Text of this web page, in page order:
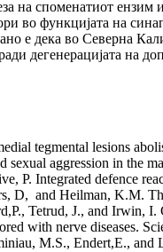
на споменатиот
во функцијата на
е дека во Северна
дегенерацијата на
tegmental lesions
sexual aggression in the
P. Integrated defence
D, and Heilman, K.M.
Tetrud, J., and Irwin,
with nerve diseases.
M.S., Endert,E., and